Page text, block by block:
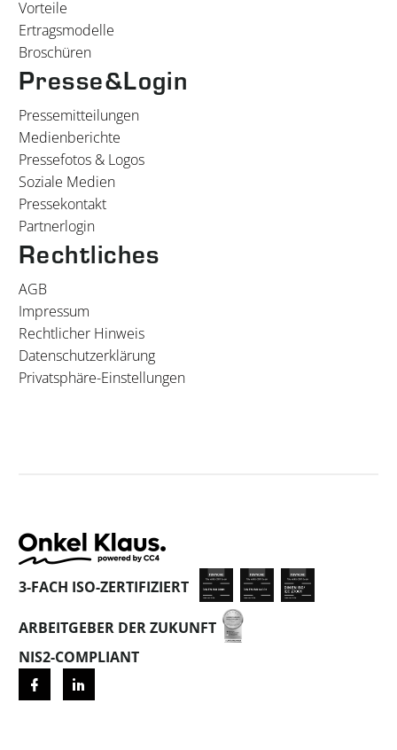
Vorteile
Ertragsmodelle
Broschüren
Presse&Login
Pressemitteilungen
Medienberichte
Pressefotos & Logos
Soziale Medien
Pressekontakt
Partnerlogin
Rechtliches
AGB
Impressum
Rechtlicher Hinweis
Datenschutzerklärung
Privatsphäre-Einstellungen
3-FACH ISO-ZERTIFIZIERT
ARBEITGEBER DER ZUKUNFT
NIS2-COMPLIANT